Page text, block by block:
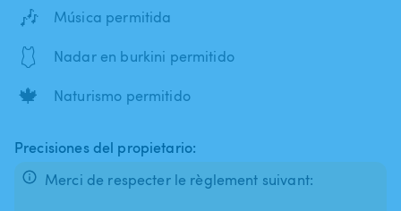
🎶 Música permitida
🩱 Nadar en burkini permitido
🍁 Naturismo permitido
Precisiones del propietario:
Merci de respecter le règlement suivant: